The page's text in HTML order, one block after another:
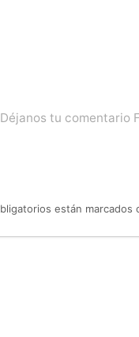
Déjanos tu comentario
están marcados